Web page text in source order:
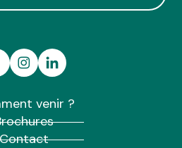
venir ?
Contact